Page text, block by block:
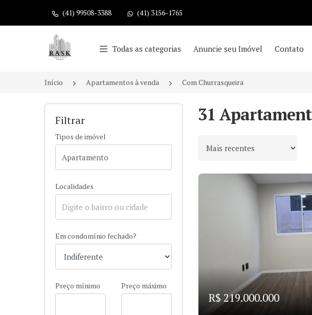
(41) 99508-3388 (41) 3156-1765
Página inicial
Todas as categorias Anuncie seu Imóvel Contato
Início Apartamentos à venda Com Churrasqueira
Filtrar
Tipos de imóvel
Localidades
Em condomínio fechado?
Preço mínimo Preço máximo
31
Ordenar por
R$ 219.000.000